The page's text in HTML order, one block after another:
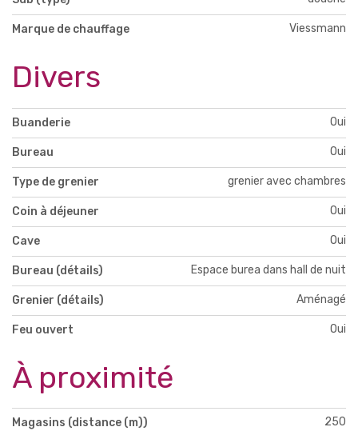
Marque de chauffage Viessmann
Divers
Buanderie Oui
Bureau Oui
Type de grenier grenier avec chambres
Coin à déjeuner Oui
Cave Oui
Bureau (détails) Espace burea dans hall de nuit
Grenier (détails) Aménagé
Feu ouvert Oui
À proximité
Magasins (distance (m)) 250